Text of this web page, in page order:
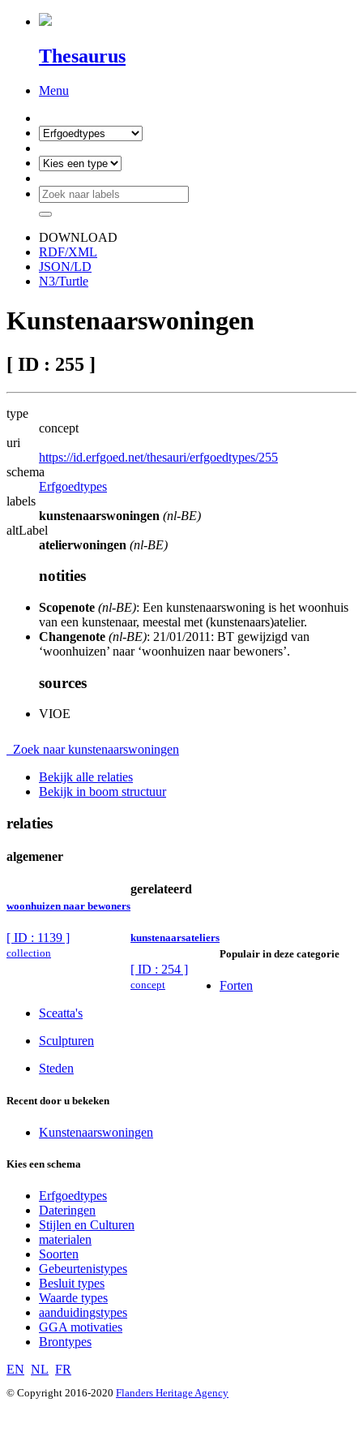
Thesaurus
Menu
DOWNLOAD
RDF/XML
JSON/LD
N3/Turtle
Kunstenaarswoningen
[ ID : 255 ]
type
concept
uri
https://id.erfgoed.net/thesauri/erfgoedtypes/255
schema
Erfgoedtypes
labels
kunstenaarswoningen (nl-BE)
altLabel
atelierwoningen (nl-BE)
notities
Scopenote (nl-BE): Een kunstenaarswoning is het woonhuis
van een kunstenaar, meestal met (kunstenaars)atelier.
Changenote (nl-BE): 21/01/2011: BT gewijzigd van
‘woonhuizen’ naar ‘woonhuizen naar bewoners’.
sources
VIOE
Zoek naar kunstenaarswoningen
Bekijk alle relaties
Bekijk in boom structuur
relaties
algemener
woonhuizen naar bewoners
[ ID : 1139 ]
collection
gerelateerd
kunstenaarsateliers
[ ID : 254 ]
concept
Populair in deze categorie
Forten
Sceatta's
Sculpturen
Steden
Recent door u bekeken
Kunstenaarswoningen
Kies een schema
Erfgoedtypes
Dateringen
Stijlen en Culturen
materialen
Soorten
Gebeurtenistypes
Besluit types
Waarde types
aanduidingstypes
GGA motivaties
Brontypes
EN NL FR
© Copyright 2016-2020 Flanders Heritage Agency